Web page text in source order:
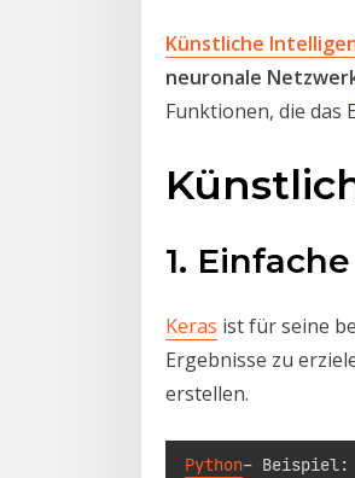
Künstliche
neuronale
Funktionen, die das
1.
Keras ist für seine
Ergebnisse zu
erstellen.
Python– Beispiel: